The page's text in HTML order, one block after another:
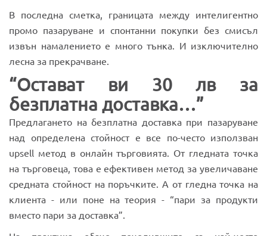
В последна сметка, границата между интелигентно
промо пазаруване и спонтанни покупки без смисъл
извън намалението е много тънка. И изключително
лесна за прекрачване.
“Остават ви 30 лв за
безплатна доставка…”
Предлагането на безплатна доставка при пазаруване
над определена стойност е все по-често използван
upsell метод в онлайн търговията. От гледната точка
на търговеца, това е ефективен метод за увеличаване
средната стойност на поръчките. А от гледна точка на
клиента - или поне на теория - “пари за продукти
вместо пари за доставка”.